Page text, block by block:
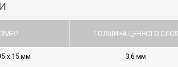
ТОЛЩИНА ЦЕННОГО СЛОЯ
х 15 мм 3,6 мм